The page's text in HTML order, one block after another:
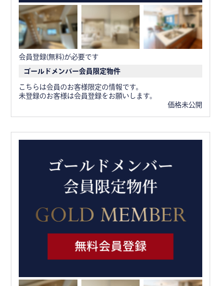
会員登録(無料)が必要です
ゴールドメンバー会員限定物件
こちらは会員のお客様限定の情報です。
未登録のお客様は会員登録をお願いします。
価格未公開